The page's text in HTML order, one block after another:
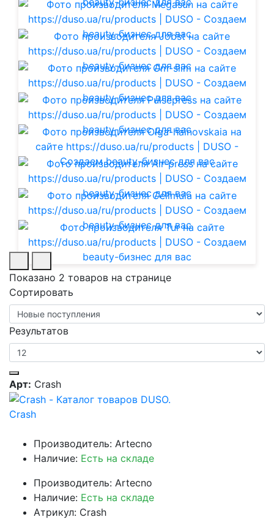
Показано 2 товаров на странице
Сортировать
Результатов
Арт: Crash
Crash
Производитель: Artecno
Наличие: Есть на складе
Производитель: Artecno
Наличие: Есть на складе
Атрикул: Crash